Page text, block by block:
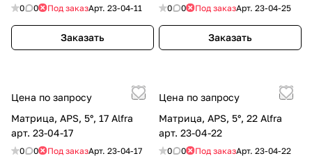
0 0 Под заказАрт. 23-04-11
Заказать
0 0 Под заказАрт. 23-04-25
Заказать
Цена по запросу
Матрица, APS, 5°, 17 Alfra
арт. 23-04-17
0 0 Под заказАрт. 23-04-17
Цена по запросу
Матрица, APS, 5°, 22 Alfra
арт. 23-04-22
0 0 Под заказАрт. 23-04-22